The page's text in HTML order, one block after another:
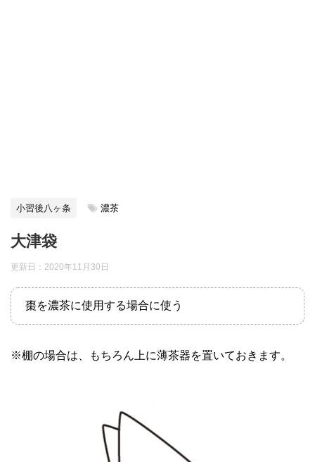
小習後八ヶ条 濃茶
大津袋
更新日： 2020年11月30日
棗を濃茶に使用する場合に使う
※棚の場合は、もちろん上に薄茶器を置いておきます。